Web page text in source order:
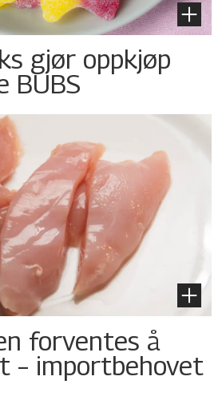
gjør oppkjøp
BUBS
forventes å
– importbehovet